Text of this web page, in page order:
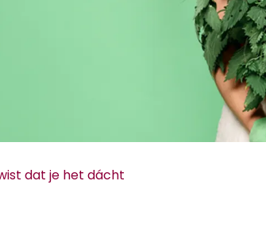
dat je het dácht